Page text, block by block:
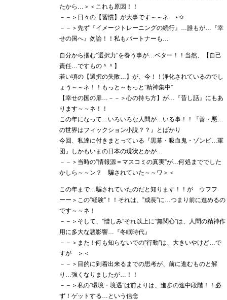
たから…＞＜これも原因！！
－－＞日々の【習慣】が大事です～～ネ ⋆✩
－－＞先ず『イメージトレーニングの続行』…誰もが…『幸
せの国へ』勿論！！私もパートナーも…
自分から掴む”選択力”を養う事が…ベター！！当然、【自己
責任…ですもの＾＾】
若い頃の【選択の失敗…】が、今！！浄化されているのでし
ょう～～ネ！！もっと～もっと”精神集中”
【幸せの国の扉…－－＞心の持ち方】が…『昔し話』にもあ
ります～～ネ！！
この年になって…いろいろな人間が…いる事！！『善・悪…
の世界はフィックション小説？？』とばかり
今回、私達に付きまとっている『黒幕・吸血鬼・ゾンビ…軍
団』しかもいまの日本の現状とかが…
－－＞当時の”情報源＝マスコミの真実”が…何処まででした
かしら～～ン？ 騙されていた～～ワ＞＜
この年まで…騙されていたのだと知ります！！が ウフフ
ーー＞この”経験”！！それは、”成長”に…つまり前に進めるの
です～～ネ！
－－＞そして、”憎しみ”それ以上に”無関心”は、人間の精神作
用に多大な悪影響…『冬眠時代』
－－＞また！何も知らないでの”行動”は、大きいやけど…で
すが ＞＜
－－＞目的に到着出来るまでの思考が、前に進むものと解
り…強くなりましたが…！！
－－＞私の”環境・境遇”は前よりは、進歩の途中段階！！必
ず！ゲットする…という信念